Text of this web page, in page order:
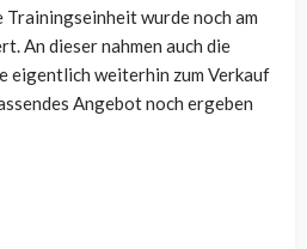
wurde noch am
An dieser nahmen auch die
eigentlich weiterhin zum Verkauf
Angebot noch ergeben